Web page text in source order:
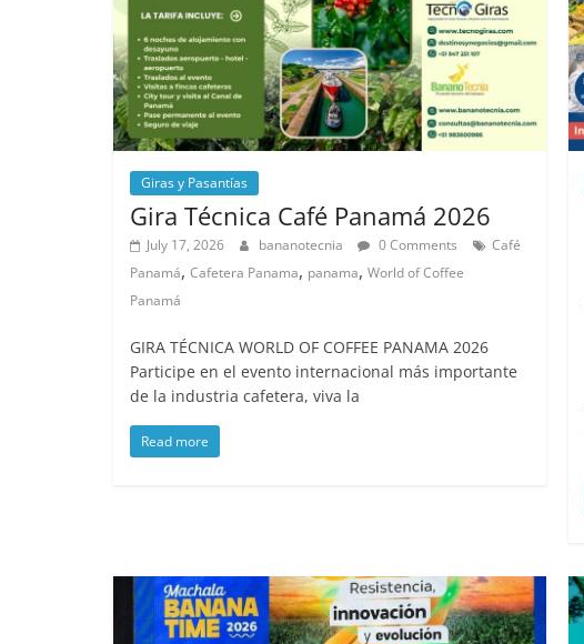
Giras y Pasantías
Gira Técnica Café Panamá 2026
July 17, 2026 bananotecnia 0 Comments
Café
Panamá, Cafetera Panama, panama, World of Coffee
Panamá
GIRA TÉCNICA WORLD OF COFFEE PANAMA 2026
Participe en el evento internacional más importante
de la industria cafetera, viva la
Read more